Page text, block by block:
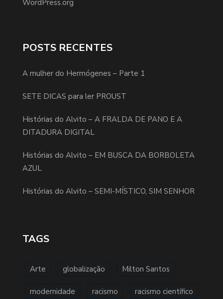
WordPress.org
POSTS RECENTES
A mulher do Hermógenes – Parte 1
SETE DICAS para ler PROUST
Histórias do Alvito – A FRALDA DE PANO E A
DITADURA DIGITAL
Histórias do Alvito – EM BUSCA DA BORBOLETA
AZUL
Histórias do Alvito – SEMI-MÍSTICO, SIM SENHOR
TAGS
Arte globalização Milton Santos
modernidade racismo racismo científico